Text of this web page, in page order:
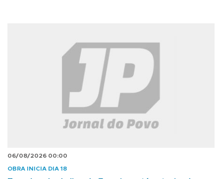
06/08/2026 00:00
OBRA INICIA DIA 18